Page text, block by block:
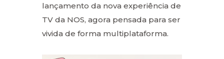
lançamento da nova experiência de
TV da NOS, agora pensada para ser
vivida de forma multiplataforma.